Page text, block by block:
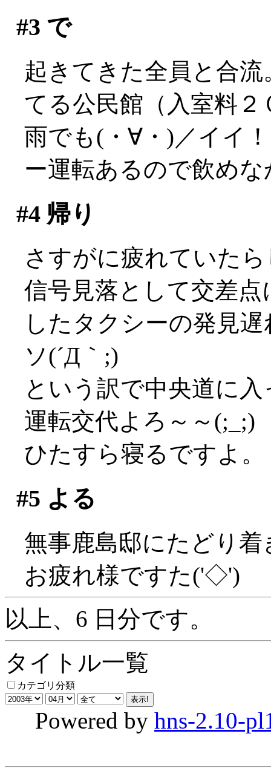
#3 で
起きてきた全員と合
てる公民館（入室料
雨でも(・∀・)／イイ
ー運転あるので飲め
#4帰り
さすがに疲れていた
信号見落として交差
したタクシーの発見
ソ(´Д｀;)
という訳で中央道に
運転交代よろ～～(;_;)
ひたすら寝るですよ。
#5 よる
無事鹿島邸にたどり
お疲れ様ですた('◇')ゞ
以上、6 日分です。
タイトル一覧
カテゴリ分類
Powered by hns-2.10-